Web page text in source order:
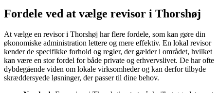
Fordele ved at vælge revisor i Thorshøj
At vælge en revisor i Thorshøj har flere fordele, som kan gøre din
økonomiske administration lettere og mere effektiv. En lokal revisor
kender de specifikke forhold og regler, der gælder i området, hvilket
kan være en stor fordel for både private og erhvervslivet. De har ofte
dybdegående viden om lokale virksomheder og kan derfor tilbyde
skræddersyede løsninger, der passer til dine behov.